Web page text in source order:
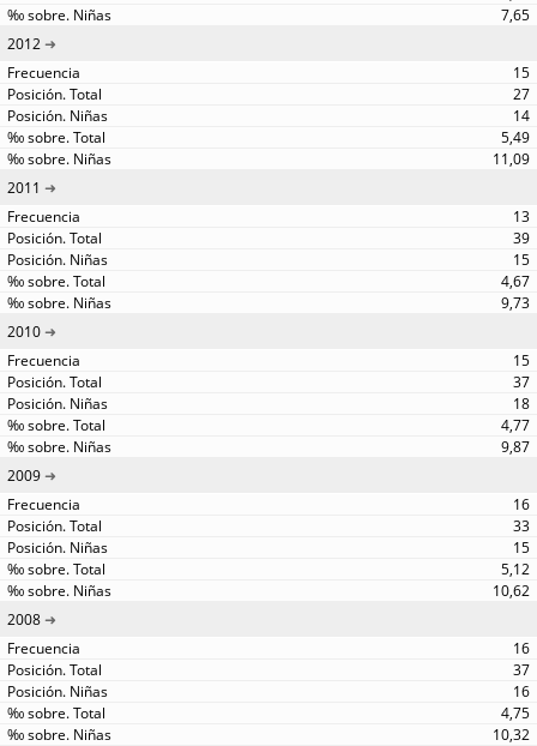
7,65
2012
15
27
14
5,49
11,09
2011
13
39
15
4,67
9,73
2010
15
37
18
4,77
9,87
2009
16
33
15
5,12
10,62
2008
16
37
16
4,75
10,32